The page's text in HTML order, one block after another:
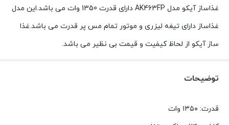
غذاساز آیکو مدل AK463FP دارای قدرت 1350 وات می باشد.این مدل
غذاساز دارای تیغه لیزری و موتور تمام مس پر قدرت می باشد.غذا
ساز آیکو از لحاظ کیفیت و قیمت بی نظیر می باشد.
توضیحات
قدرت: ۱۳۵۰ وات